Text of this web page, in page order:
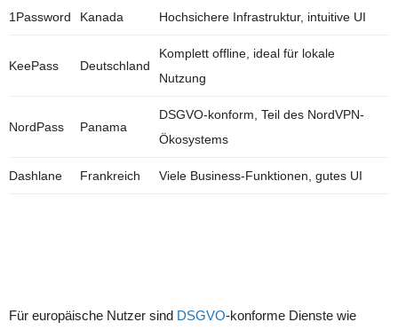
1Password Kanada Hochsichere Infrastruktur, intuitive UI
KeePass Deutschland
Komplett offline, ideal für lokale
Nutzung
NordPass Panama
DSGVO-konform, Teil des NordVPN-
Ökosystems
Dashlane Frankreich Viele Business-Funktionen, gutes UI
Für europäische Nutzer sind DSGVO-konforme Dienste wie